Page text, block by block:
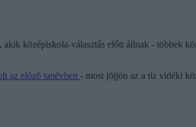
középiskola-választás előtt állnak - többek
az előző tanévben - most jöjjön az a tíz vidéki